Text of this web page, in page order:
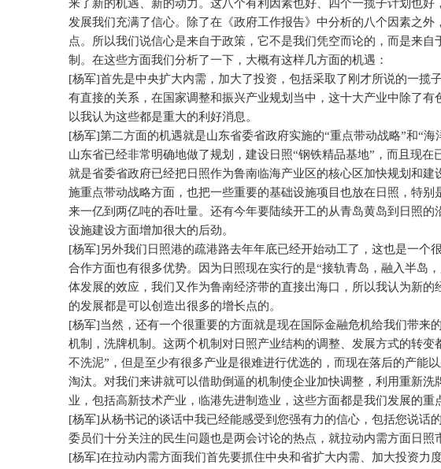
来了新的机遇、新的动力。这八个有利因素也好、四个一揽子计划也
发展我们充满了信心。除了在《政府工作报告》中分析的八个因素之
点。所以我们说信心是来自于政策，它不是我们凭空而论的，而是来
制。在这些方面我们分析了一下，大概有这样几方面的机遇：
[杨军]首先是中央扩大内需，加大了投资，包括采取了刚才所说的一揽
有直接的关系，在国家调整和振兴产业规划当中，这十大产业中除了
以我认为这些都是重大的利好消息。
[杨军]第二方面的机遇就是山东省委省政府实施的“重点带动战略”和“
山东省已经非常明确地做了规划，建设日照“钢铁精品基地”，而且现
就是省委省政府已经把日照作为鲁南临海产业区的核心区加快规划和
施重点带动战略方面，也把一些重要的基础设施项目也放在日照，特
来一亿到两亿吨的吞吐量。还有今年要陆续开工的从青岛黄岛到日照
设施建设方面增加很大的后劲。
[杨军]另外我们日照港的疏港路去年年底已经开始动工了，这也是一
合作方面也有很多优势。因为日照现在实行的是“接轨青岛，融入半岛
体发展的效应，我们又作为鲁南经济带的直接出海口，所以我认为新
的发展都是可以创造出很多的增长点的。
[杨军]当然，还有一个很重要的方面就是现在国际金融危机给我们带来
机制，洗牌机制。这两个机制对日照产业结构的调整、发展方式的转
不洗泥”，但是至少有很多产业是很难进行优选的，而现在落后的产能
淘汰。对我们来讲就可以借助倒逼的机制使企业加快调整，利用重新
业，包括高新技术产业，临港先进制造业，这些方面都是我们发展的重
[杨军]从杨书记的谈话中我已经能感受到您强有力的信心，包括您说
委员们十分关注的民生问题也是两会讨论的热点，就拉动内需方面日照
[杨军]在拉动内需方面我们首先要抓住中央和省扩大内需、加大投资力